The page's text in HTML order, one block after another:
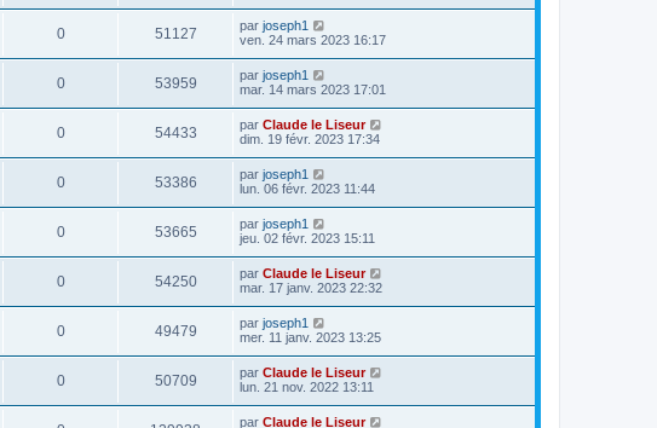
0 51127 par joseph1
ven. 24 mars 2023 16:17
0 53959 par joseph1
mar. 14 mars 2023 17:01
0 54433 par Claude le Liseur
dim. 19 févr. 2023 17:34
0 53386 par joseph1
lun. 06 févr. 2023 11:44
0 53665 par joseph1
jeu. 02 févr. 2023 15:11
0 54250 par Claude le Liseur
mar. 17 janv. 2023 22:32
0 49479 par joseph1
mer. 11 janv. 2023 13:25
0 50709 par Claude le Liseur
lun. 21 nov. 2022 13:11
par Claude le Liseur